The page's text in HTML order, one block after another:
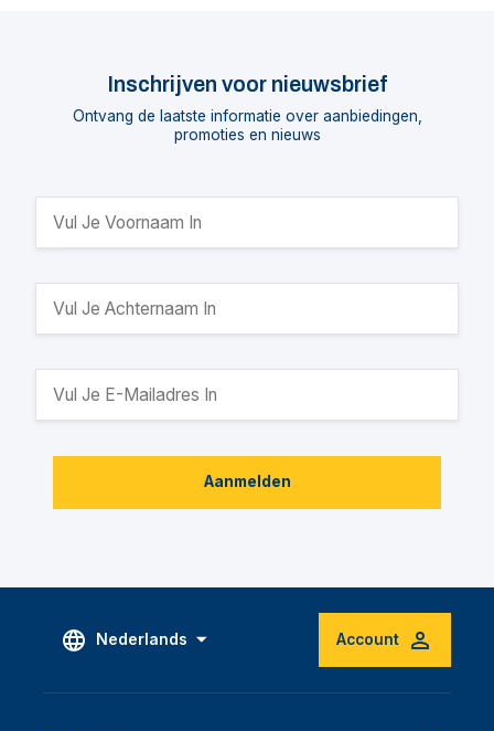
Inschrijven voor nieuwsbrief
Ontvang de laatste informatie over aanbiedingen,
promoties en nieuws
Aanmelden
Nederlands Account